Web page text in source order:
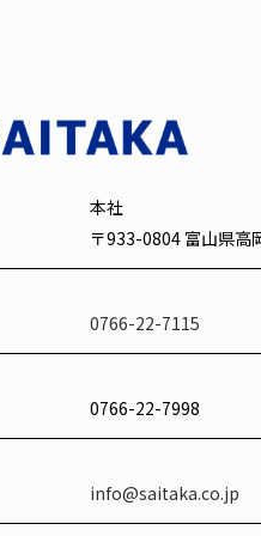
本社
〒933-0804 富山県高
0766-22-7115
0766-22-7998
info@saitaka.co.jp